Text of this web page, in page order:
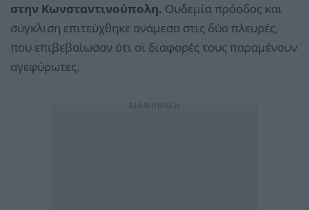
στην Κωνσταντινούπολη. Ουδεμία πρόοδος και
σύγκλιση επιτεύχθηκε ανάμεσα στις δύο πλευρές,
που επιβεβαίωσαν ότι οι διαφορές τους παραμένουν
αγεφύρωτες.